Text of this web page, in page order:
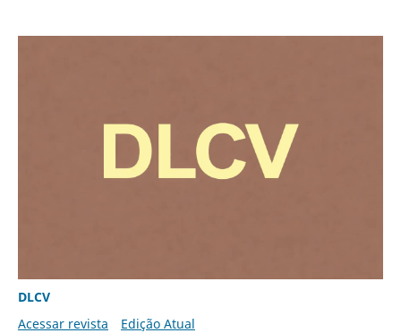
DLCV
Acessar revista
Edição Atual